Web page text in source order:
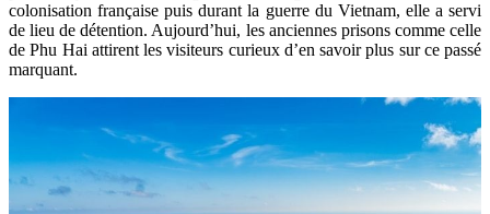
colonisation française puis durant la guerre du Vietnam, elle a servi
de lieu de détention. Aujourd’hui, les anciennes prisons comme celle
de Phu Hai attirent les visiteurs curieux d’en savoir plus sur ce passé
marquant.